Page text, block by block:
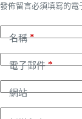
發佈留言必須填寫的電
名稱*
電子郵件*
網站